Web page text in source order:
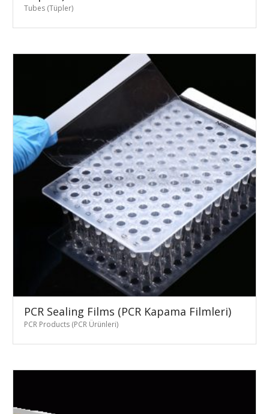
Tubes (Tüpler)
PCR Sealing Films (PCR Kapama Filmleri)
PCR Products (PCR Ürünleri)